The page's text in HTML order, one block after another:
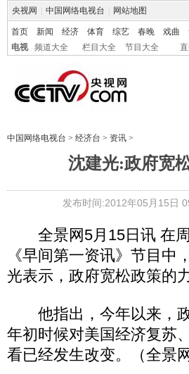
央视网 中国网络电视台 网站地图
首页 新闻 经济 体育 综艺 春晚 戏曲
电视
频道大全 栏目大全 节目大全
中国网络电视台 > 经济台 > 资讯 >
沈建光:政府宽
发布时间:2012年05月15日
全景网5月15日讯 在周
《早间第一资讯》节目
光表示，政府宽松政策的
他指出，今年以来，政
年初时候对美国经济复苏
看已经发生改变。（全景